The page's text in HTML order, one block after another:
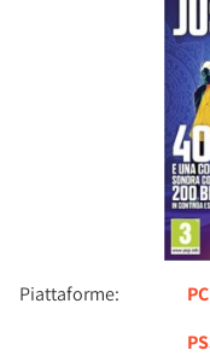
Piattaforme: PC